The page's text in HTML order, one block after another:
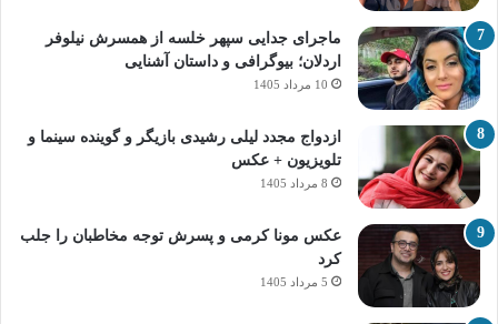
ماجرای جدایی سپهر خلسه از همسرش نیلوفر
اردلان؛ بیوگرافی و داستان آشنایی
10 مرداد 1405
ازدواج مجدد لیلی رشیدی بازیگر و گوینده سینما و
تلویزیون + عکس
8 مرداد 1405
عکس مونا کرمی و پسرش توجه مخاطبان را جلب
کرد
5 مرداد 1405